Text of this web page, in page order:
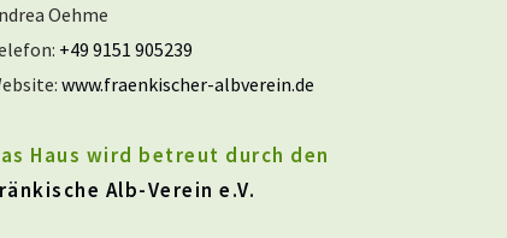
Oehme
+49 9151 905239
www.fraenkischer-albverein.de
Haus wird betreut durch den
Alb-Verein e.V.